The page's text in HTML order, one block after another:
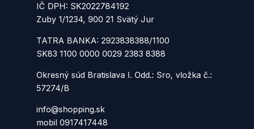
IČ DPH: SK2022784192
Zuby 1/1234, 900 21 Svätý Jur
TATRA BANKA: 2923838388/1100
SK83 1100 0000 0029 2383 8388
Okresný súd Bratislava I. Odd.: Sro, vložka č.:
57274/B
info@shopping.sk
mobil 0917417448